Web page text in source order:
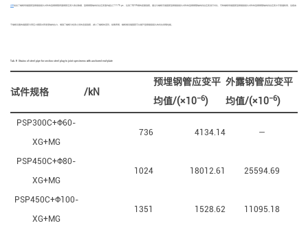
表8 给出了端板有锚固筋型钢插接接头试件的型钢钢管表面钢筋应变片测点数据，型钢钢管轴向抗拉应变值均超过了1175 με，达到了Q235钢的屈服强度。通过与端板无锚固筋型钢插接接头试件的型钢钢管轴向抗拉应变进行对比，可知端板有锚固筋型钢插接接头试件的型钢钢管轴向抗拉应变水平普遍较高，这是由
于端板设置的锚固筋与预应力钢筋共同承受轴向拉力，增强了端板与桩身之间的连接强度，减小了端板的变形。结果表明，端板增设锚固筋可以提升型钢插接接头的抗拉承载性能。
Tab. 8 Strains of steel pipe for section steel plug-in joint specimens with anchored end-plate
试件规格 /kN
预埋钢管应变平
均值/(×10−6)
外露钢管应变平
均值/(×10−6)
PSP300C+Ф60-
XG+MG
736 4134.14 —
PSP450C+Ф80-
XG+MG
1024 18012.61 25594.69
PSP450C+Ф100-
XG+MG
1351 1528.62 11095.18